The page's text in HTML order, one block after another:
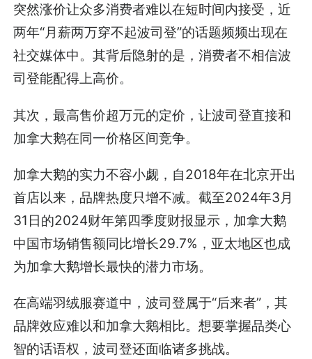
突然涨价让众多消费者难以在短时间内接受，近
两年“月薪两万穿不起波司登”的话题频频出现在
社交媒体中。其背后隐射的是，消费者不相信波
司登能配得上高价。
其次，最高售价超万元的定价，让波司登直接和
加拿大鹅在同一价格区间竞争。
加拿大鹅的实力不容小觑，自2018年在北京开出
首店以来，品牌热度只增不减。截至2024年3月
31日的2024财年第四季度财报显示，加拿大鹅
中国市场销售额同比增长29.7%，亚太地区也成
为加拿大鹅增长最快的潜力市场。
在高端羽绒服赛道中，波司登属于“后来者”，其
品牌效应难以和加拿大鹅相比。想要掌握品类心
智的话语权，波司登还面临诸多挑战。